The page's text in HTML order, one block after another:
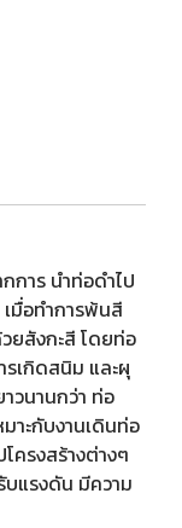
การ นำท่อดำไป
มื่อทำการพ้นสี
ยสังกะสี โดยท่อ
เกิดสนิม และผุ
วนานกว่า ท่อ
าะกับงานเดินท่อ
ครงสร้างต่างๆ
บแรงดัน มีความ